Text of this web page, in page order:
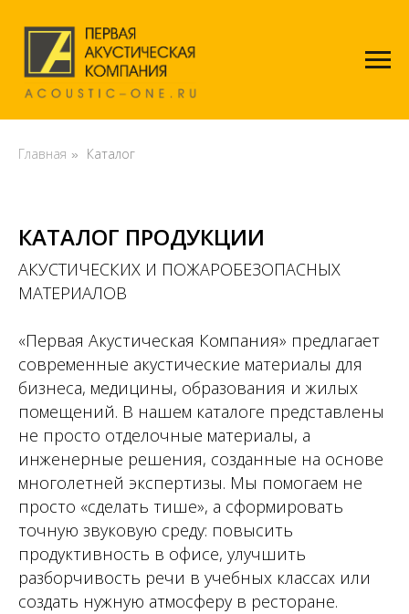
Главная » Каталог
КАТАЛОГ ПРОДУКЦИИ
АКУСТИЧЕСКИХ И ПОЖАРОБЕЗОПАСНЫХ
МАТЕРИАЛОВ
«Первая Акустическая Компания» предлагает
современные акустические материалы для
бизнеса, медицины, образования и жилых
помещений. В нашем каталоге представлены
не просто отделочные материалы, а
инженерные решения, созданные на основе
многолетней экспертизы. Мы помогаем не
просто «сделать тише», а сформировать
точную звуковую среду: повысить
продуктивность в офисе, улучшить
разборчивость речи в учебных классах или
создать нужную атмосферу в ресторане.